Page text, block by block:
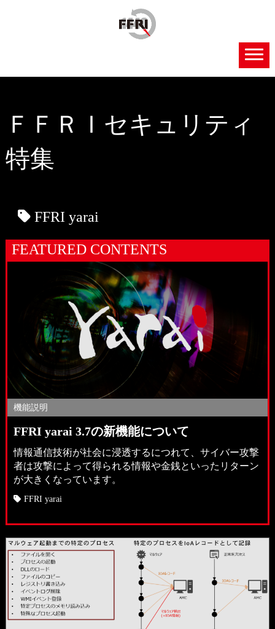
ＦＦＲＩセキュリティ
特集
FFRI yarai
FEATURED CONTENTS
機能説明
FFRI yarai 3.7の新機能について
情報通信技術が社会に浸透するにつれて、サイバー攻撃
者は攻撃によって得られる情報や金銭といったリターン
が大きくなっています。
FFRI yarai